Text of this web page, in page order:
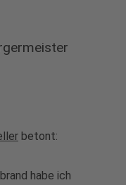
betont:
habe ich